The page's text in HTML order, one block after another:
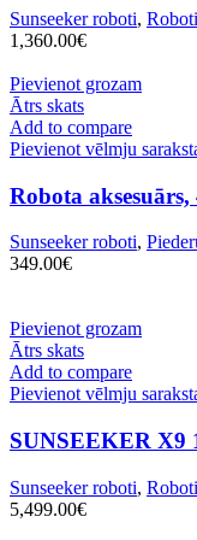
Sunseeker roboti, Roboti
1,360.00€
Pievienot grozam
Ātrs skats
Add to compare
Pievienot vēlmju
Robota
Sunseeker roboti,
349.00€
Pievienot grozam
Ātrs skats
Add to compare
Pievienot vēlmju
SUNSEEKER X9
Sunseeker roboti, Roboti
5,499.00€